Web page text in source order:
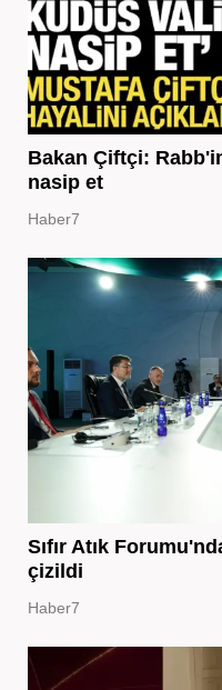
Bakan Çiftçi:
nasip et
Haber7
Sıfır Atık
çizildi
Haber7